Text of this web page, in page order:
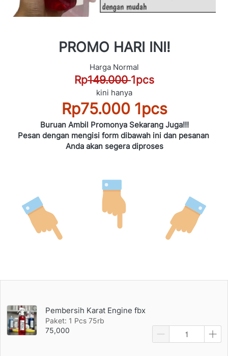
PROMO HARI INI!
Harga Normal
Rp149.000 1pcs
kini hanya
Rp75.000 1pcs
Buruan Ambil Promonya Sekarang Juga!!!
Pesan dengan mengisi form dibawah ini dan pesanan
Anda akan segera diproses
Pembersih Karat Engine fbx
Paket: 1 Pcs 75rb
75,000